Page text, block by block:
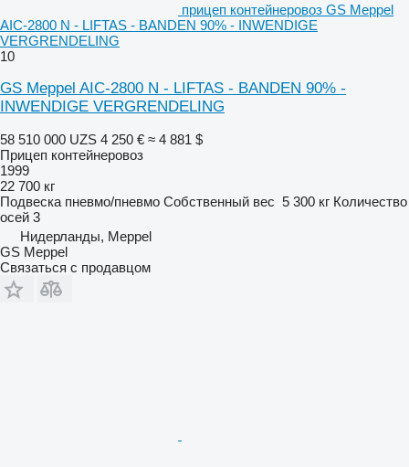
прицеп контейнеровоз GS Meppel
AIC-2800 N - LIFTAS - BANDEN 90% - INWENDIGE
VERGRENDELING
10
GS Meppel AIC-2800 N - LIFTAS - BANDEN 90% -
INWENDIGE VERGRENDELING
58 510 000 UZS 4 250 € ≈ 4 881 $
Прицеп контейнеровоз
1999
22 700 кг
Подвеска пневмо/пневмо Собственный вес 5 300 кг Количество
осей 3
Нидерланды, Meppel
GS Meppel
Связаться с продавцом